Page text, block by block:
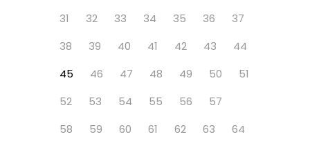
31
32 33 34 35 36
37
38
39 40 41 42 43
44
45
46 47 48 49 50
51
52
53 54 55 56
57
58
59 60 61 62 63
64